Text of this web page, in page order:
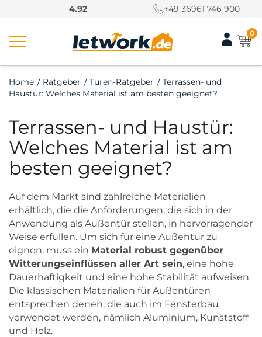
4.92 +49 36961 746 900
0
Home / Ratgeber / Türen-Ratgeber / Terrassen- und
Haustür: Welches Material ist am besten geeignet?
Terrassen- und Haustür:
Welches Material ist am
besten geeignet?
Auf dem Markt sind zahlreiche Materialien
erhältlich, die die Anforderungen, die sich in der
Anwendung als Außentür stellen, in hervorragender
Weise erfüllen. Um sich für eine Außentür zu
eignen, muss ein Material robust gegenüber
Witterungseinflüssen aller Art sein, eine hohe
Dauerhaftigkeit und eine hohe Stabilität aufweisen.
Die klassischen Materialien für Außentüren
entsprechen denen, die auch im Fensterbau
verwendet werden, nämlich Aluminium, Kunststoff
und Holz.